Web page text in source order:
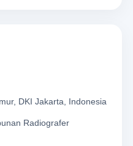
DKI Jakarta, Indonesia
Radiografer